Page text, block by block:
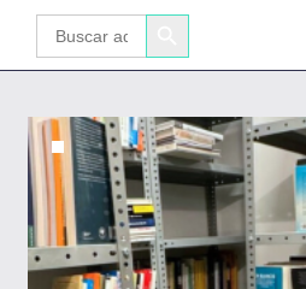
Buscar: BOTÓN DE